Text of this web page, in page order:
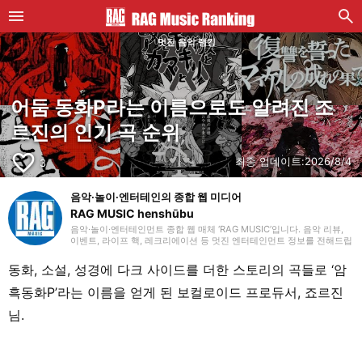
멋진 음악 랭킹
어둠 동화P라는 이름으로도 알려진 조
르진의 인기 곡 순위
favorite_border 3 최종 업데이트:2026/8/4
음악·놀이·엔터테인의 종합 웹 미디어
RAG MUSIC henshūbu
음악·놀이·엔터테인먼트 종합 웹 매체 ‘RAG MUSIC’입니다. 음악 리뷰,
이벤트, 라이프 핵, 레크리에이션 등 멋진 엔터테인먼트 정보를 전해드립
동화, 소설, 성경에 다크 사이드를 더한 스토리의 곡들로 ‘암
흑동화P’라는 이름을 얻게 된 보컬로이드 프로듀서, 죠르진
님.